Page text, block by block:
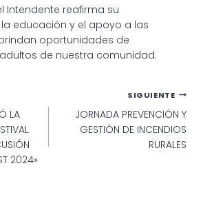
Intendente reafirma su
educación y el apoyo a las
oportunidades de
de nuestra comunidad.
LA
2024»
SIGUIENTE
JORNADA PREVENCIÓN Y
GESTIÓN DE INCENDIOS
RURALES